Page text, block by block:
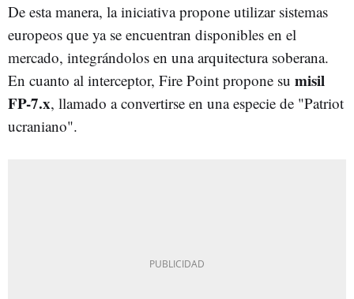
De esta manera, la iniciativa propone utilizar sistemas
europeos que ya se encuentran disponibles en el
mercado, integrándolos en una arquitectura soberana.
En cuanto al interceptor, Fire Point propone su misil
FP-7.x, llamado a convertirse en una especie de "Patriot
ucraniano".